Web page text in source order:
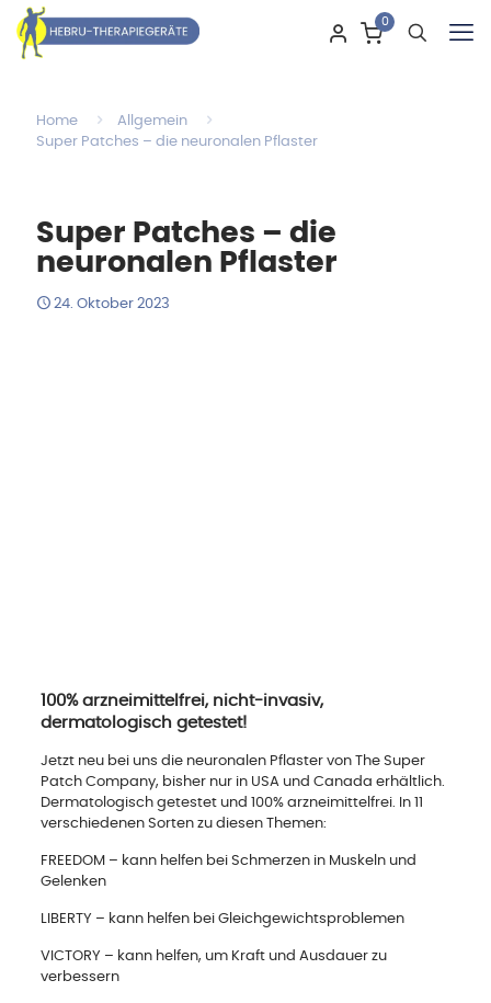
0
Home
Allgemein
Super Patches – die neuronalen Pflaster
Super Patches – die
neuronalen Pflaster
24. Oktober 2023
100% arzneimittelfrei, nicht-invasiv,
dermatologisch getestet!
Jetzt neu bei uns die neuronalen Pflaster von The Super
Patch Company, bisher nur in USA und Canada erhältlich.
Dermatologisch getestet und 100% arzneimittelfrei. In 11
verschiedenen Sorten zu diesen Themen:
FREEDOM – kann helfen bei Schmerzen in Muskeln und
Gelenken
LIBERTY – kann helfen bei Gleichgewichtsproblemen
VICTORY – kann helfen, um Kraft und Ausdauer zu
verbessern